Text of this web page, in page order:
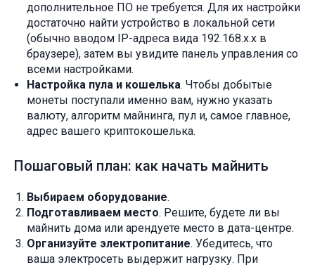
дополнительное ПО не требуется. Для их настройки
достаточно найти устройство в локальной сети
(обычно вводом IP-адреса вида 192.168.х.х в
браузере), затем вы увидите панель управления со
всеми настройками.
Настройка пула и кошелька. Чтобы добытые
монеты поступали именно вам, нужно указать
валюту, алгоритм майнинга, пул и, самое главное,
адрес вашего криптокошелька.
Пошаговый план: как начать майнить
Выбираем оборудование.
Подготавливаем место. Решите, будете ли вы
майнить дома или арендуете место в дата-центре.
Организуйте электропитание. Убедитесь, что
ваша электросеть выдержит нагрузку. При